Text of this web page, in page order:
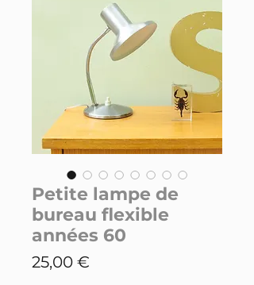
Petite lampe de
bureau flexible
années 60
25,00 €